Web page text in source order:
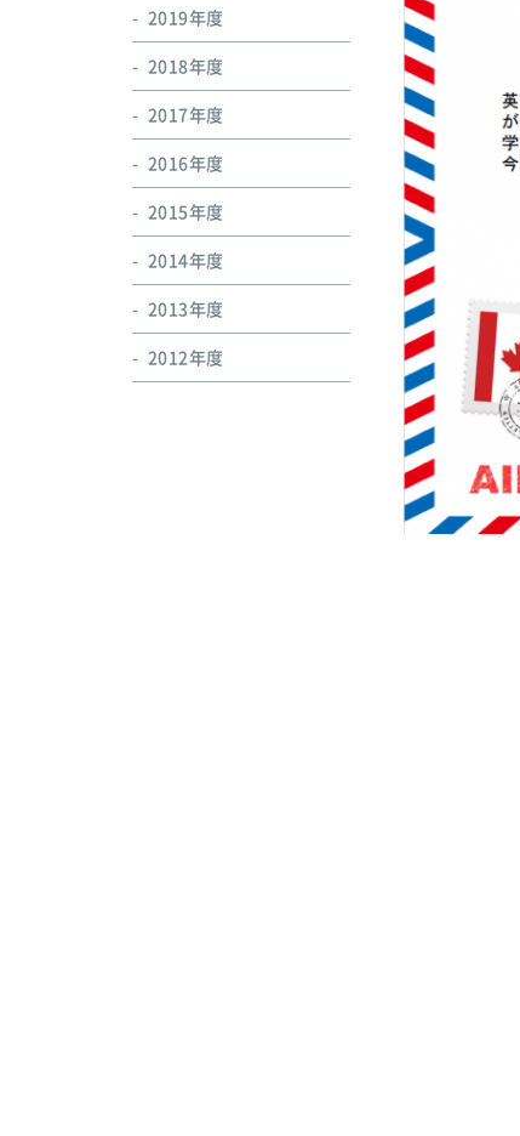
2019年度
2018年度
2017年度
2016年度
2015年度
2014年度
2013年度
2012年度